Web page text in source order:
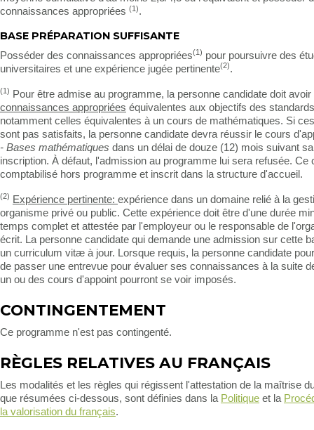
connaissances appropriées (1).
BASE PRÉPARATION SUFFISANTE
Posséder des connaissances appropriées(1) pour poursuivre des
universitaires et une expérience jugée pertinente(2).
(1) Pour être admise au programme, la personne candidate doit avoir
connaissances appropriées équivalentes aux objectifs des
notamment celles équivalentes à un cours de mathématiques. Si
sont pas satisfaits, la personne candidate devra réussir le cours
- Bases mathématiques dans un délai de douze (12) mois suivant
inscription. À défaut, l'admission au programme lui sera refusée. Ce
comptabilisé hors programme et inscrit dans la structure d'accueil.
(2) Expérience pertinente: expérience dans un domaine relié à la
organisme privé ou public. Cette expérience doit être d'une durée
temps complet et attestée par l'employeur ou le responsable de
écrit. La personne candidate qui demande une admission sur cette
un curriculum vitæ à jour. Lorsque requis, la personne candidate
de passer une entrevue pour évaluer ses connaissances à la suite
un ou des cours d'appoint pourront se voir imposés.
CONTINGENTEMENT
Ce programme n'est pas contingenté.
RÈGLES RELATIVES AU FRANÇAIS
Les modalités et les règles qui régissent l'attestation de la maîtrise
que résumées ci-dessous, sont définies dans la Politique et la
la valorisation du français.